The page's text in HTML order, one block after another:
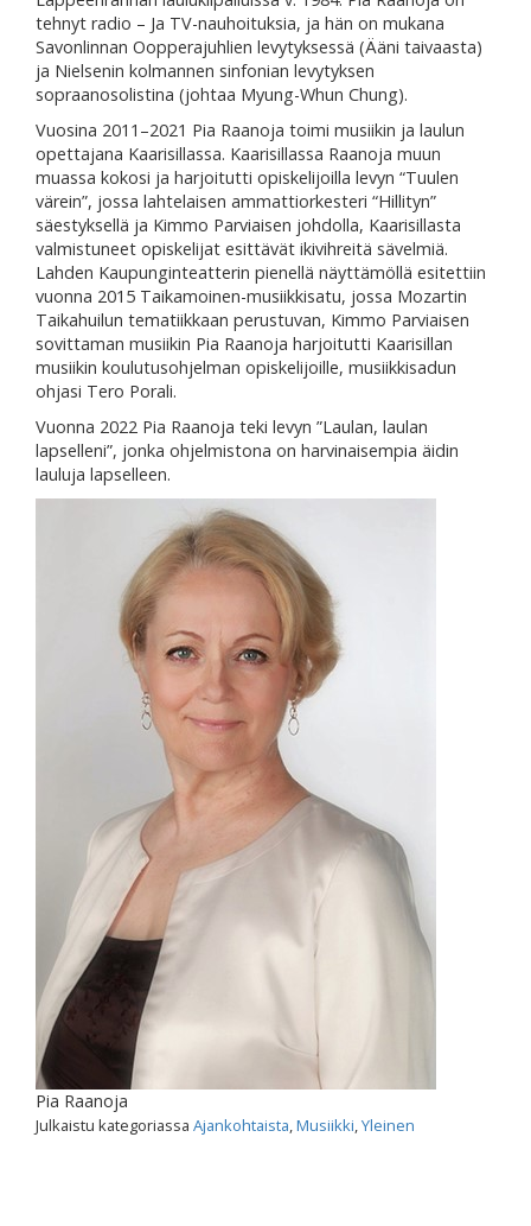
tehnyt radio – Ja TV-nauhoituksia, ja hän on mukana
Savonlinnan Oopperajuhlien levytyksessä (Ääni taivaasta)
ja Nielsenin kolmannen sinfonian levytyksen
sopraanosolistina (johtaa Myung-Whun Chung).
Vuosina 2011–2021 Pia Raanoja toimi musiikin ja laulun
opettajana Kaarisillassa. Kaarisillassa Raanoja muun
muassa kokosi ja harjoitutti opiskelijoilla levyn “Tuulen
värein”, jossa lahtelaisen ammattiorkesteri “Hillityn”
säestyksellä ja Kimmo Parviaisen johdolla, Kaarisillasta
valmistuneet opiskelijat esittävät ikivihreitä sävelmiä.
Lahden Kaupunginteatterin pienellä näyttämöllä esitettiin
vuonna 2015 Taikamoinen-musiikkisatu, jossa Mozartin
Taikahuilun tematiikkaan perustuvan, Kimmo Parviaisen
sovittaman musiikin Pia Raanoja harjoitutti Kaarisillan
musiikin koulutusohjelman opiskelijoille, musiikkisadun
ohjasi Tero Porali.
Vuonna 2022 Pia Raanoja teki levyn ”Laulan, laulan
lapselleni”, jonka ohjelmistona on harvinaisempia äidin
lauluja lapselleen.
Pia Raanoja
Julkaistu kategoriassa Ajankohtaista,Musiikki,Yleinen